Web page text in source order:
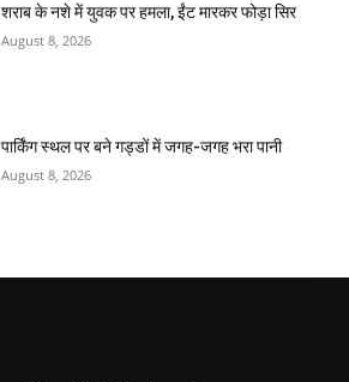
शराब के नशे में युवक पर हमला, ईंट मारकर फोड़ा सिर
August 8, 2026
पार्किंग स्थल पर बने गड्डों में जगह-जगह भरा पानी
August 8, 2026